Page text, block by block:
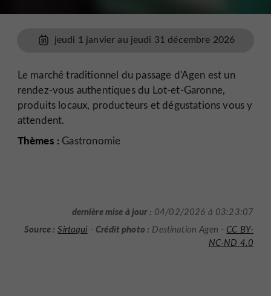
jeudi 1 janvier au jeudi 31 décembre 2026
Le marché traditionnel du passage d'Agen est un
rendez-vous authentiques du Lot-et-Garonne,
produits locaux, producteurs et dégustations vous y
attendent.
Thèmes : Gastronomie
dernière mise à jour : 04/02/2026 à 03:23:07
Source : Sirtaqui -Crédit photo : Destination Agen - CC BY-
NC-ND 4.0